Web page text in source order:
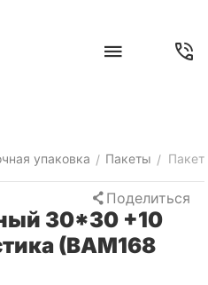
упаковка / Пакеты /
Поделиться
30*30 +10
(ВАМ168